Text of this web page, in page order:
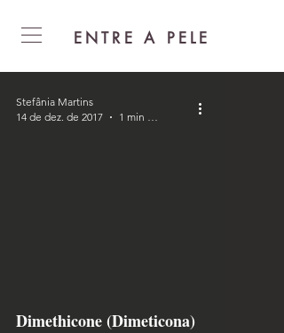
ENTRE A PELE
Dimethicone (Dimeticona)
Stefânia Martins
14 de dez. de 2017
1 min de leitura